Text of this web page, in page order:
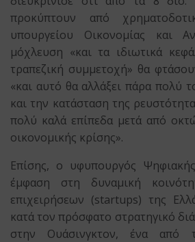
προκύπτουν από
υπουργείου Οικονομίας και
μόχλευση «και τα ιδιωτικά
τραπεζική συμμετοχή» θα
«και αυτό θα αλλάξει πάρα πολύ
και την κατάσταση της
πολύ καλά επίπεδα μετά από
οικονομικής κρίσης».
Επίσης, ο υφυπουργός
έμφαση στη δυναμική
επιχειρήσεων (startups) της
κατά τον πρόσφατο στρατηγικό
στην Ουάσινγκτον, ένα από